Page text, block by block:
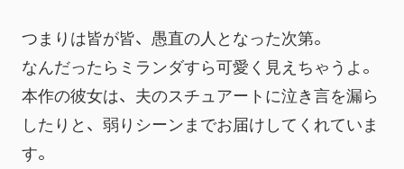
つまりは皆が皆、愚直の人となった次第。
なんだったらミランダすら可愛く見えちゃうよ。
本作の彼女は、夫のスチュアートに泣き言を漏ら
したりと、弱りシーンまでお届けしてくれていま
す。